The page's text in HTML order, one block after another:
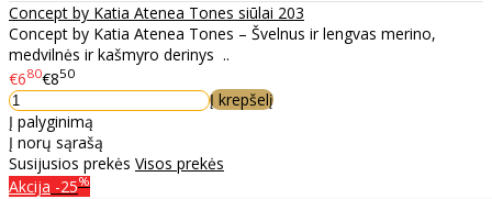
Concept by Katia Atenea Tones siūlai 203
Concept by Katia Atenea Tones – Švelnus ir lengvas merino,
medvilnės ir kašmyro derinys ..
€680€850
Į krepšelį
Į palyginimą
Į norų sąrašą
Susijusios prekės Visos prekės
Akcija -25%